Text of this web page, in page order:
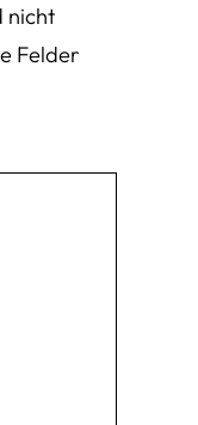
nicht
Felder